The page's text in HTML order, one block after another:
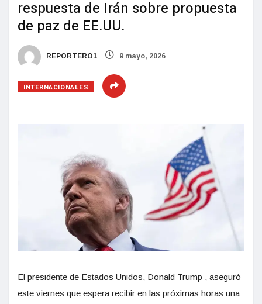
respuesta de Irán sobre propuesta
de paz de EE.UU.
REPORTERO1 9 mayo, 2026
INTERNACIONALES
El presidente de Estados Unidos, Donald Trump , aseguró
este viernes que espera recibir en las próximas horas una